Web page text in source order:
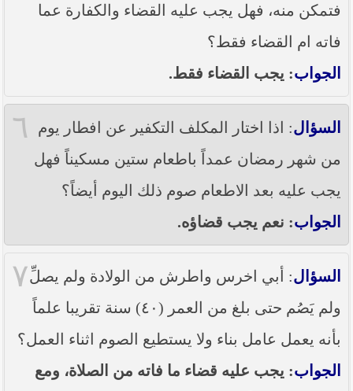
فتمكن منه، فهل يجب عليه القضاء والكفارة عما
فاته ام القضاء فقط؟
الجواب: يجب القضاء فقط.
٦ السؤال: اذا اختار المكلف التكفير عن افطار يوم
من شهر رمضان عمداً باطعام ستين مسكيناً فهل
يجب عليه بعد الاطعام صوم ذلك اليوم أيضاً؟
الجواب: نعم يجب قضاؤه.
٧ السؤال: أبي اخرس واطرش من الولادة ولم يصلِّ
ولم يَصُم حتى بلغ من العمر (٤٠) سنة تقريبا علماً
بأنه يعمل عامل بناء ولا يستطيع الصوم اثناء العمل؟
الجواب: يجب عليه قضاء ما فاته من الصلاة، ومع